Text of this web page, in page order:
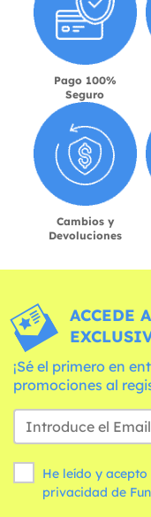
Pago 100%
Seguro
Cambios y
Devoluciones
ACCEDE
¡Sé el primero en
promociones al
He leído y
privacidad de